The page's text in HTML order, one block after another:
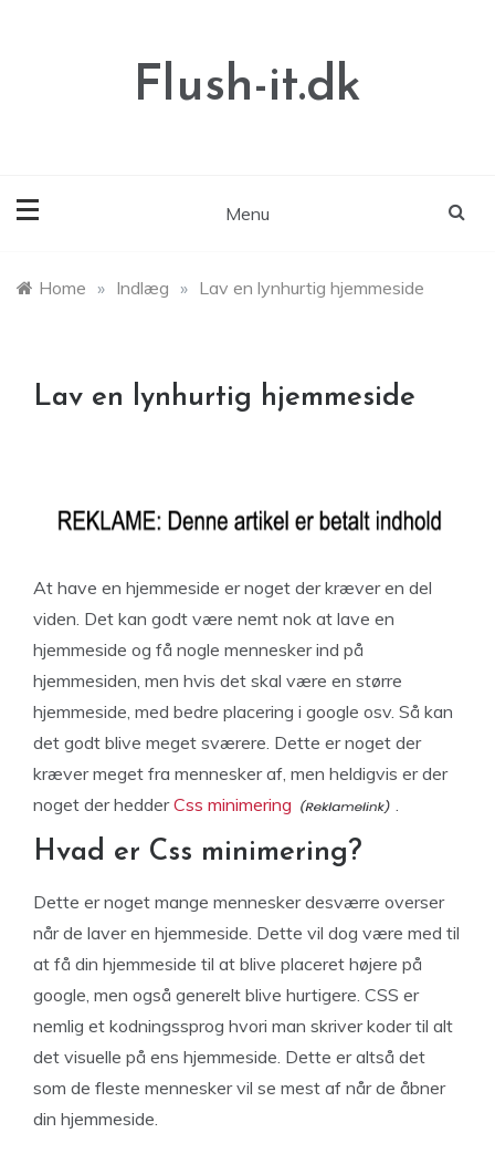
Flush-it.dk
Menu
Home » Indlæg » Lav en lynhurtig hjemmeside
Lav en lynhurtig hjemmeside
At have en hjemmeside er noget der kræver en del
viden. Det kan godt være nemt nok at lave en
hjemmeside og få nogle mennesker ind på
hjemmesiden, men hvis det skal være en større
hjemmeside, med bedre placering i google osv. Så kan
det godt blive meget sværere. Dette er noget der
kræver meget fra mennesker af, men heldigvis er der
noget der hedderCss minimering .
Hvad er Css minimering?
Dette er noget mange mennesker desværre overser
når de laver en hjemmeside. Dette vil dog være med til
at få din hjemmeside til at blive placeret højere på
google, men også generelt blive hurtigere. CSS er
nemlig et kodningssprog hvori man skriver koder til alt
det visuelle på ens hjemmeside. Dette er altså det
som de fleste mennesker vil se mest af når de åbner
din hjemmeside.